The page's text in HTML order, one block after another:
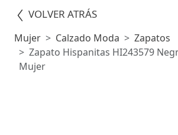
VOLVER ATRÁS
Mujer Calzado Moda
Zapatos
Zapato Hispanitas HI243579
Mujer